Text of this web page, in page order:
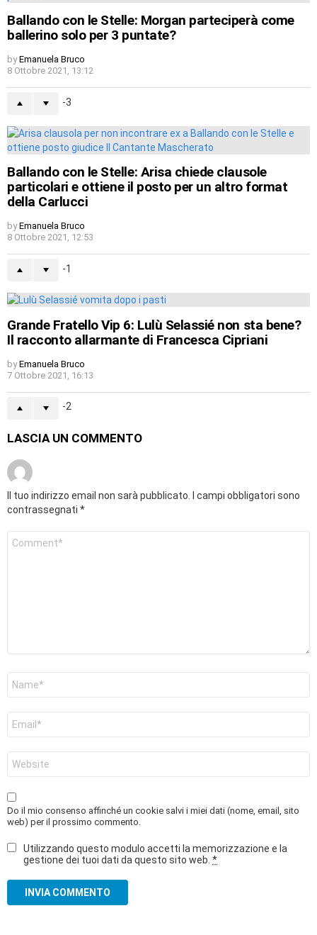
Ballando con le Stelle: Morgan parteciperà come
ballerino solo per 3 puntate?
by Emanuela Bruco
8 Ottobre 2021, 13:12
-3
Ballando con le Stelle: Arisa chiede clausole
particolari e ottiene il posto per un altro format
della Carlucci
by Emanuela Bruco
8 Ottobre 2021, 12:53
-1
Grande Fratello Vip 6: Lulù Selassié non sta bene?
Il racconto allarmante di Francesca Cipriani
by Emanuela Bruco
7 Ottobre 2021, 16:13
-2
LASCIA UN COMMENTO
Il tuo indirizzo email non sarà pubblicato. I campi obbligatori sono
contrassegnati *
web
Do il mio consenso affinché un cookie salvi i miei dati (nome, email, sito
web) per il prossimo commento.
Utilizzando questo modulo accetti la memorizzazione e la
gestione dei tuoi dati da questo sito web. *